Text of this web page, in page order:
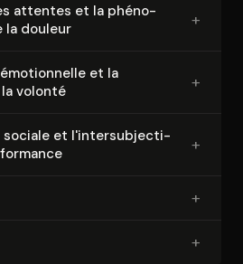
attentes et la phé­no­
la douleur
+
et la
volonté
+
sociale et l'in­ter­sub­jec­ti­
+
+
+